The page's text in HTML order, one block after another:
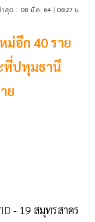
สุด : 08 มี.ค. 64 | 08:27 น.
ม่อีก 40 ราย
ที่ปทุมธานี
ย
- 19 สมุทรสาคร